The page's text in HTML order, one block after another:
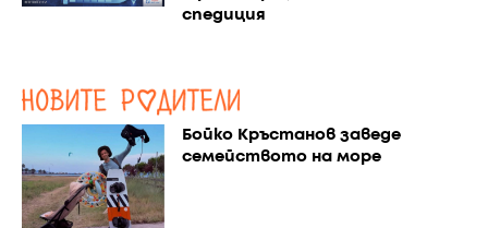
спедиция
Бойко Кръстанов заведе
семейството на море